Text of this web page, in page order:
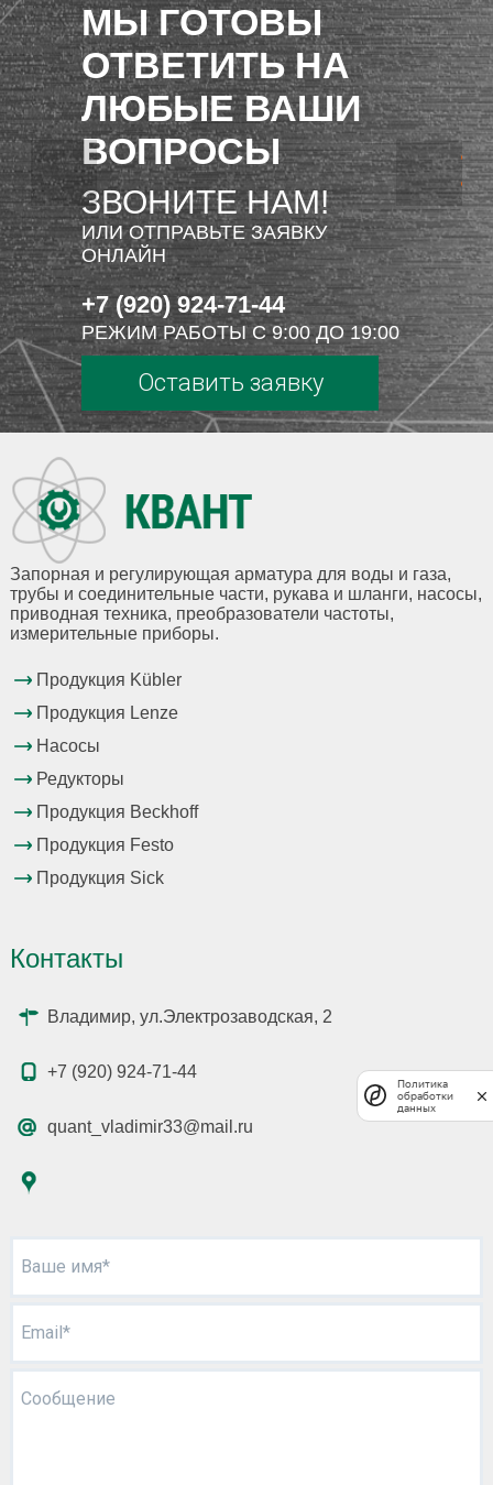
МЫ ГОТОВЫ
ОТВЕТИТЬ НА
ЛЮБЫЕ ВАШИ
ВОПРОСЫ
ЗВОНИТЕ НАМ!
ИЛИ ОТПРАВЬТЕ ЗАЯВКУ
ОНЛАЙН
+7 (920) 924-71-44
РЕЖИМ РАБОТЫ С 9:00 ДО 19:00
Оставить заявку
Запорная и регулирующая арматура для воды и газа,
трубы и соединительные части, рукава и шланги, насосы,
приводная техника, преобразователи частоты,
измерительные приборы.
Продукция Kübler
Продукция Lenze
Насосы
Редукторы
Продукция Beckhoff
Продукция Festo
Продукция Sick
Контакты
Владимир, ул.Электрозаводская, 2
+7 (920) 924-71-44
quant_vladimir33@mail.ru
Ваше имя*
Email*
Сообщение
Политика
обработки
данных